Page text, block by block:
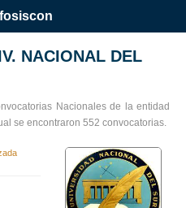
NACIONAL DEL
Nacionales de la entidad
se encontraron 552 convocatorias.